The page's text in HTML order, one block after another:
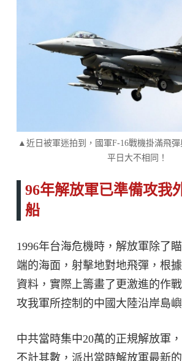
▲近日被軍迷拍到，國軍F-16戰機掛滿飛
平日大不相同！
96年解放軍已準備攻我
船
1996年台海危機時，解放軍除了
端的海面，射擊地對地飛彈，根
資料，實際上籌畫了更激進的作
攻我軍所控制的中國大陸沿岸島嶼
中共當時集中20萬的正規解放軍
不計其數，派出當時解放軍最新